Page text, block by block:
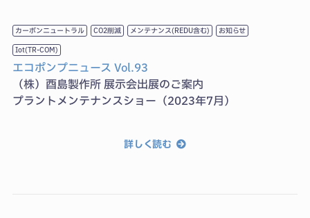
カーボンニュートラル CO2削減 メンテナンス(REDU含む) お知らせ
Iot(TR-COM)
エコポンプニュース Vol.93
（株）酉島製作所 展示会出展のご案内
プラントメンテナンスショー（2023年7月）
詳しく読む